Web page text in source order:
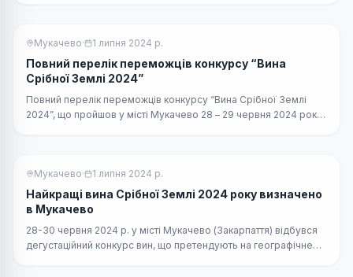
Мукачево· 1 липня 2024 р.
Повний перелік переможців конкурсу “Вина
Срібної Землі 2024”
Повний перелік переможців конкурсу “Вина Срібної Землі
2024”, що пройшов у місті Мукачево 28 – 29 червня 2024 року.
Мукачево· 1 липня 2024 р.
Найкращі вина Срібної Землі 2024 року визначено
в Мукачево
28-30 червня 2024 р. у місті Мукачево (Закарпаття) відбувся
дегустаційний конкурс вин, що претендують на географічне